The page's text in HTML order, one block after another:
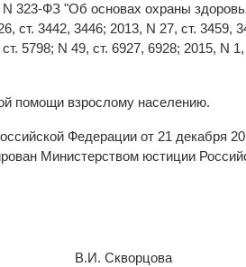
N 323-ФЗ "Об основах охраны
3442, 3446; 2013, N 27, ст. 3459,
5798; N 49, ст. 6927, 6928; 2015, N
помощи взрослому населению.
Федерации от 21 декабря
Министерством юстиции
В.И. Скворцова